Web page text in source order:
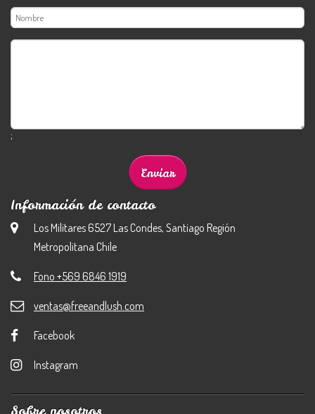
;
Información de contacto
Los Militares 6527 Las Condes, Santiago Región
Metropolitana Chile
Fono +569 6846 1919
ventas@freeandlush.com
Facebook
Instagram